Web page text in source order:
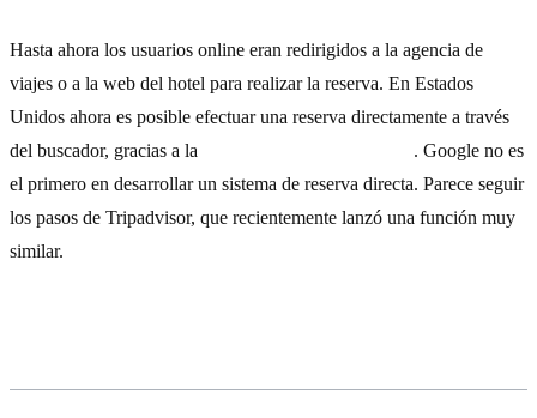
Hasta ahora los usuarios online eran redirigidos a la agencia de
viajes o a la web del hotel para realizar la reserva. En Estados
Unidos ahora es posible efectuar una reserva directamente a través
del buscador, gracias a la
. Google no es
el primero en desarrollar un sistema de reserva directa. Parece seguir
los pasos de Tripadvisor, que recientemente lanzó una función muy
similar.